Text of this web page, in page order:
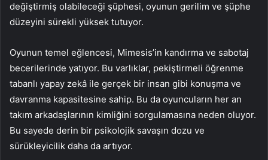
değiştirmiş olabileceği şüphesi, oyunun gerilim ve şüphe
düzeyini sürekli yüksek tutuyor.
Oyunun temel eğlencesi, Mimesis’in kandırma ve sabotaj
becerilerinde yatıyor. Bu varlıklar, pekiştirmeli öğrenme
tabanlı yapay zekâ ile gerçek bir insan gibi konuşma ve
davranma kapasitesine sahip. Bu da oyuncuların her an
takım arkadaşlarının kimliğini sorgulamasına neden oluyor.
Bu sayede derin bir psikolojik savaşın dozu ve
sürükleyicilik daha da artıyor.